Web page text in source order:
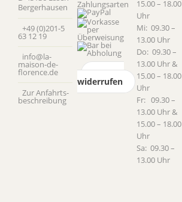
Bergerhausen
+49 (0)201-5
63 12 19
info@la-
maison-de-
florence.de
Zur Anfahrts­
beschreibung
Zahlungsarten
Vertrag
widerrufen
15.00 – 18.00
Uhr
Mi: 09.30 –
13.00 Uhr
Do: 09.30 –
13.00 Uhr &
15.00 – 18.00
Uhr
Fr: 09.30 –
13.00 Uhr &
15.00 – 18.00
Uhr
Sa: 09.30 –
13.00 Uhr